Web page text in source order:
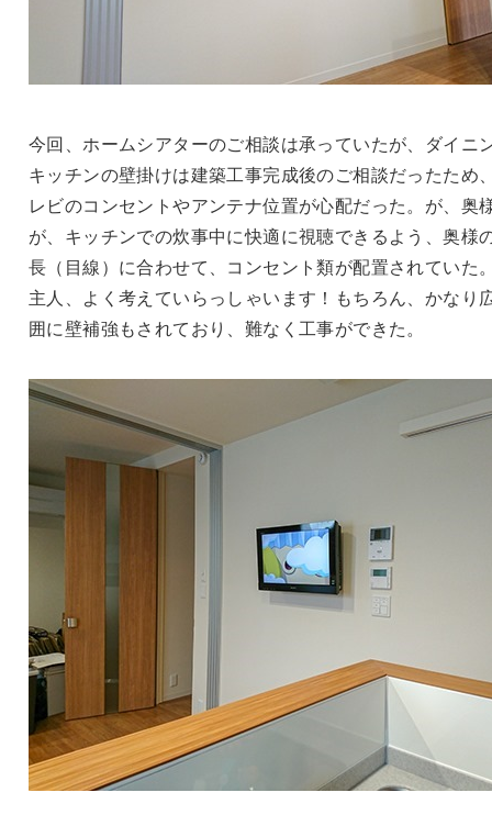
今回、ホームシアターのご相談は承っていたが、ダイニ
キッチンの壁掛けは建築工事完成後のご相談だったため
レビのコンセントやアンテナ位置が心配だった。が、奥
が、キッチンでの炊事中に快適に視聴できるよう、奥様
長（目線）に合わせて、コンセント類が配置されていた
主人、よく考えていらっしゃいます！もちろん、かなり
囲に壁補強もされており、難なく工事ができた。